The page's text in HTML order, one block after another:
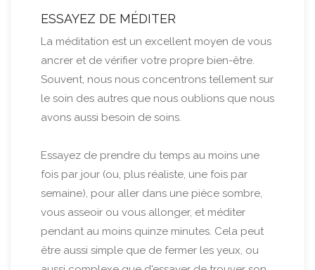
ESSAYEZ DE MÉDITER
La méditation est un excellent moyen de vous
ancrer et de vérifier votre propre bien-être.
Souvent, nous nous concentrons tellement sur
le soin des autres que nous oublions que nous
avons aussi besoin de soins.
Essayez de prendre du temps au moins une
fois par jour (ou, plus réaliste, une fois par
semaine), pour aller dans une pièce sombre,
vous asseoir ou vous allonger, et méditer
pendant au moins quinze minutes. Cela peut
être aussi simple que de fermer les yeux, ou